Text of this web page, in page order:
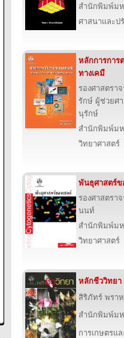
สำนักพิมพ์มห
ศาสนาและป
หลักการการ
ทางเคมี
รองศาสตรา
รักษ์ ผู้ช่วยศ
นุรักษ์
สำนักพิมพ์มห
วิทยาศาสตร์
พันธุศาสตร์ข
รองศาสตรา
นนท์
สำนักพิมพ์มห
วิทยาศาสตร์
หลักชีววิทยา
สิริภัทร์ พรา
สำนักพิมพ์มห
การเกษตรแ